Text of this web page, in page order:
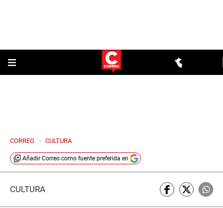
CORREO > CULTURA
Añadir Correo como fuente preferida en
CULTURA